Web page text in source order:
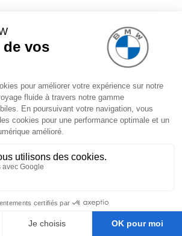
BMW
BMW
BMW
pour réservoir avec pompe
BMW